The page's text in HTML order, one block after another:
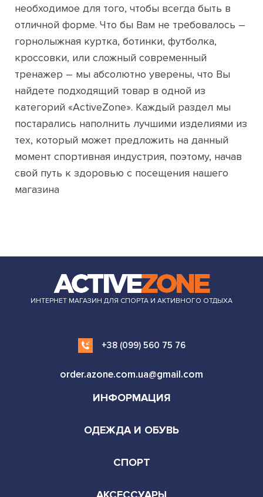
необходимое для того, чтобы всегда быть в
отличной форме. Что бы Вам не требовалось –
горнолыжная куртка, ботинки, футболка,
кроссовки, или сложный современный
тренажер – мы абсолютно уверены, что Вы
найдете подходящий товар в одной из
категорий «ActiveZone». Каждый раздел мы
постарались наполнить лучшими изделиями из
тех, который может предложить на данный
момент спортивная индустрия, поэтому, начав
свой путь к здоровью с посещения нашего
магазина
ИНТЕРНЕТ МАГАЗИН ДЛЯ СПОРТА И АКТИВНОГО ОТДЫХА
+38 (099) 560 75 76
order.azone.com.ua@gmail.com
ИНФОРМАЦИЯ
ОДЕЖДА И ОБУВЬ
СПОРТ
АКСЕССУАРЫ